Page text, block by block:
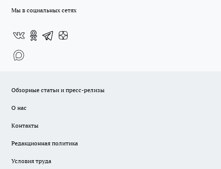
Мы в социальных сетях
Обзорные статьи и пресс-релизы
О нас
Контакты
Редакционная политика
Условия труда